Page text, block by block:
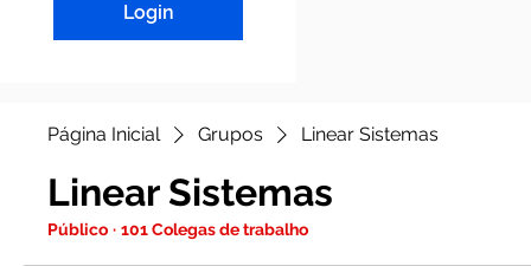
Login
Página Inicial Grupos Linear Sistemas
Linear Sistemas
Público · 101 Colegas de trabalho